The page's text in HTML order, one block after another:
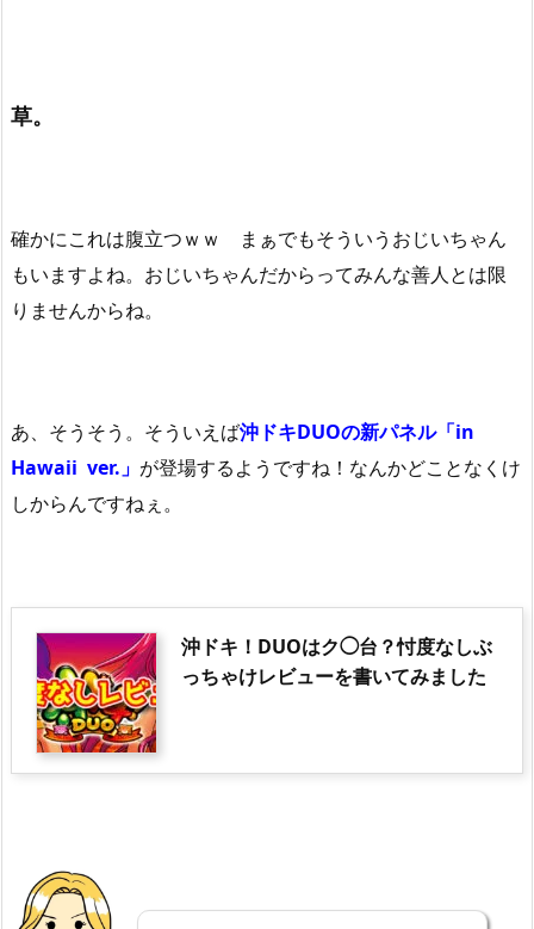
草。
確かにこれは腹立つｗｗ まぁでもそういうおじいちゃん
もいますよね。おじいちゃんだからってみんな善人とは限
りませんからね。
あ、そうそう。そういえば沖ドキDUOの新パネル「in
Hawaii ver.」 が登場するようですね！なんかどことなくけ
しからんですねぇ。
沖ドキ！DUOはク◯台？忖度なしぶ
っちゃけレビューを書いてみました